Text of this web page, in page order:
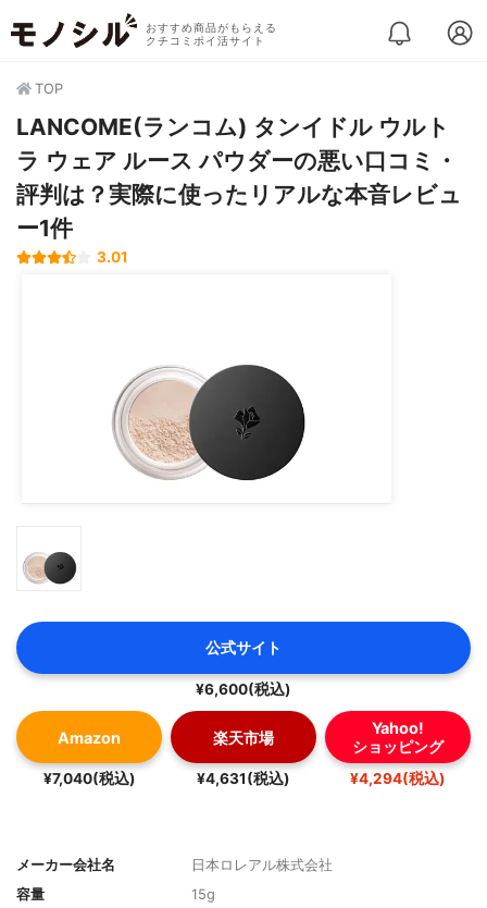
おすすめ商品がもらえる
クチコミポイ活サイト
TOP
LANCOME(ランコム) タンイドル ウルト
ラ ウェア ルース パウダーの悪い口コミ・
評判は？実際に使ったリアルな本音レビュ
ー1件
3.01
公式サイト
¥6,600(税込)
Amazon
¥7,040(税込)
楽天市場
¥4,631(税込)
Yahoo!
ショッピング
¥4,294(税込)
メーカー会社名
日本ロレアル株式会社
容量
15g